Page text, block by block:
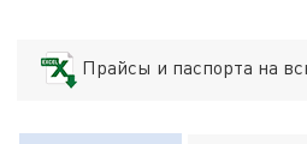
Прайсы и паспорта на